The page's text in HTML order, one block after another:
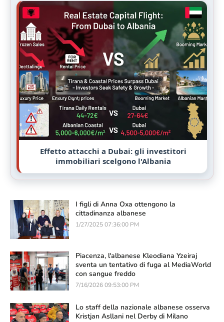
Effetto attacchi a Dubai: gli investitori
immobiliari scelgono l'Albania
I figli di Anna Oxa ottengono la
cittadinanza albanese
1/27/2025 07:36:00 PM
Piacenza, l'albanese Kleodiana Yzeiraj
sventa un tentativo di fuga al MediaWorld
con sangue freddo
7/16/2026 09:53:00 PM
Lo staff della nazionale albanese osserva
Kristjan Asllani nel Derby di Milano